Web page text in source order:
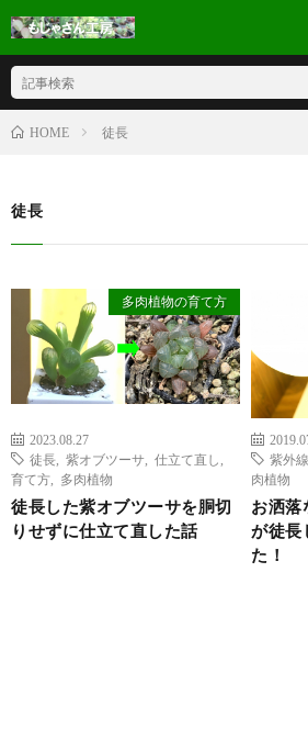
HOME 徒長
徒長
多肉植物の育て方
2023.08.27
徒長
紫オブツーサ 仕立て直し
育て方
多肉植物
徒長した紫オブツーサを胴切
りせずに仕立て直した話
紫外線
肉植物
お洒落
が徒長
た！